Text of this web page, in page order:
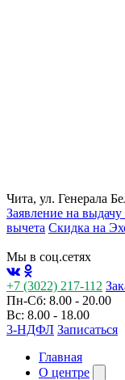
Чита, ул. Генерала
Заявление на
вычета Cкидка на
Мы в соц.сетях
+7 (3022) 217-112
Пн-Сб: 8.00 - 20.00
Вс: 8.00 - 18.00
3-НДФЛ Записаться
Главная
О центре